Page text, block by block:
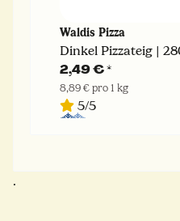
Waldis Pizza
Dinkel Pizzateig |
2,49 €*
8,89 € pro 1 kg
5/5
.